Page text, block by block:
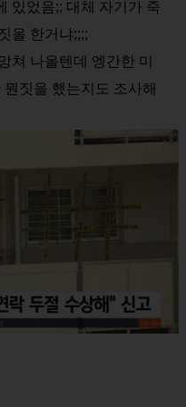
있었음;; 대체 자기가 죽
을 한거냐;;;;
쳐 나올텐데 엥간한 미
짓을 했는지도 조사해